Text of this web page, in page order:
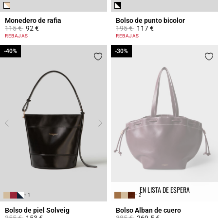
Monedero de rafia
Price reduced from
115 €to92 €
3,6 out of 5 Customer Rating
REBAJAS
Bolso de punto bicolor
Price reduced from
195 €to117 €
4,4 out of 5 Customer Rating
REBAJAS
+ 1
Bolso de piel Solveig
-40%
-40%
EN LISTA DE ESPERA
+ 2
Bolso Alban de cuero
-30%
-30%